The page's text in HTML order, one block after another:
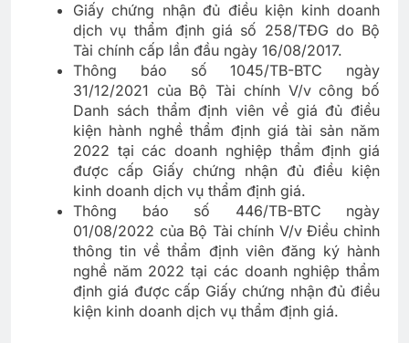
Giấy chứng nhận đủ điều kiện kinh doanh
dịch vụ thẩm định giá số 258/TĐG do Bộ
Tài chính cấp lần đầu ngày 16/08/2017.
Thông báo số 1045/TB-BTC ngày
31/12/2021 của Bộ Tài chính V/v công bố
Danh sách thẩm định viên về giá đủ điều
kiện hành nghề thẩm định giá tài sản năm
2022 tại các doanh nghiệp thẩm định giá
được cấp Giấy chứng nhận đủ điều kiện
kinh doanh dịch vụ thẩm định giá.
Thông báo số 446/TB-BTC ngày
01/08/2022 của Bộ Tài chính V/v Điều chỉnh
thông tin về thẩm định viên đăng ký hành
nghề năm 2022 tại các doanh nghiệp thẩm
định giá được cấp Giấy chứng nhận đủ điều
kiện kinh doanh dịch vụ thẩm định giá.